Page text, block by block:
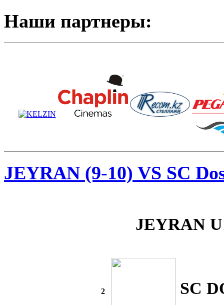
Наши партнеры:
JEYRAN (9-10) VS SC
JEYRAN
2 SC